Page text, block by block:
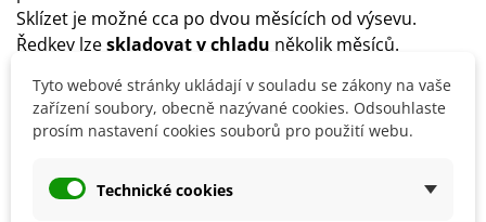
Sklízet je možné cca po dvou měsících od výsevu.
Ředkev lzeskladovat v chladu několik měsíců.
Detaily produktu
SOUVISEJÍCÍ PRODUKTY
Tyto webové stránky ukládají v souladu se zákony na vaše
zařízení soubory, obecně nazývané cookies. Odsouhlaste
prosím nastavení cookies souborů pro použití webu.
Technické cookies